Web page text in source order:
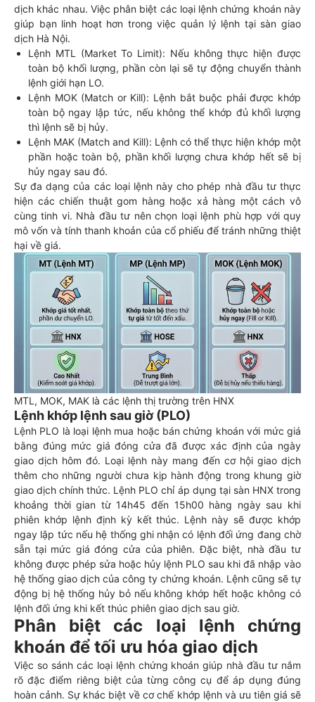
dịch khác nhau. Việc phân biệt các loại lệnh chứng khoán này
giúp bạn linh hoạt hơn trong việc quản lý lệnh tại sàn giao
dịch Hà Nội.
Lệnh MTL (Market To Limit): Nếu không thực hiện được
toàn bộ khối lượng, phần còn lại sẽ tự động chuyển thành
lệnh giới hạn LO.
Lệnh MOK (Match or Kill): Lệnh bắt buộc phải được khớp
toàn bộ ngay lập tức, nếu không thể khớp đủ khối lượng
thì lệnh sẽ bị hủy.
Lệnh MAK (Match and Kill): Lệnh có thể thực hiện khớp một
phần hoặc toàn bộ, phần khối lượng chưa khớp hết sẽ bị
hủy ngay sau đó.
Sự đa dạng của các loại lệnh này cho phép nhà đầu tư thực
hiện các chiến thuật gom hàng hoặc xả hàng một cách vô
cùng tinh vi. Nhà đầu tư nên chọn loại lệnh phù hợp với quy
mô vốn và tính thanh khoản của cổ phiếu để tránh những thiệt
hại về giá.
MTL, MOK, MAK là các lệnh thị trường trên HNX
Lệnh khớp lệnh sau giờ (PLO)
Lệnh PLO là loại lệnh mua hoặc bán chứng khoán với mức giá
bằng đúng mức giá đóng cửa đã được xác định của ngày
giao dịch hôm đó. Loại lệnh này mang đến cơ hội giao dịch
thêm cho những người chưa kịp hành động trong khung giờ
giao dịch chính thức. Lệnh PLO chỉ áp dụng tại sàn HNX trong
khoảng thời gian từ 14h45 đến 15h00 hàng ngày sau khi
phiên khớp lệnh định kỳ kết thúc. Lệnh này sẽ được khớp
ngay lập tức nếu hệ thống ghi nhận có lệnh đối ứng đang chờ
sẵn tại mức giá đóng cửa của phiên. Đặc biệt, nhà đầu tư
không được phép sửa hoặc hủy lệnh PLO sau khi đã nhập vào
hệ thống giao dịch của công ty chứng khoán. Lệnh cũng sẽ tự
động bị hệ thống hủy bỏ nếu không khớp hết hoặc không có
lệnh đối ứng khi kết thúc phiên giao dịch sau giờ.
Phân biệt các loại lệnh chứng
khoán để tối ưu hóa giao dịch
Việc so sánh các loại lệnh chứng khoán giúp nhà đầu tư nắm
rõ đặc điểm riêng biệt của từng công cụ để áp dụng đúng
hoàn cảnh. Sự khác biệt về cơ chế khớp lệnh và ưu tiên giá sẽ